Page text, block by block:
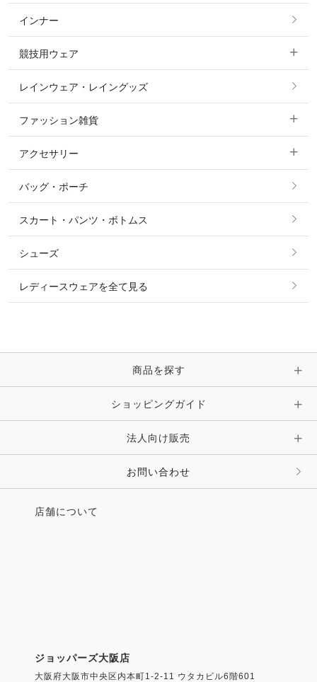
ニーグリップ・膝革 キュロット
ポロシャツ
カットソー・Tシャツ・タンクトップ
ニット・セーター
シャツ・ブラウス・ワンピース
すべてのアウター
コート
ジャケット・ブルゾン
インナー
競技用ウェア
すべての競技用ウェア
ショージャケット
ショーシャツ
レインウェア・レイングッズ
ファッション雑貨
すべてのファッション雑貨
ソックス
ベルト
時計・財布・キーケース・革小物
キーホルダー・チャーム・ストラップ
その他 ファッション雑貨
アクセサリー
すべてのアクセサリー
リング
ピアス・イヤリング
ピン・ブローチ・コサージュ
その他 アクセサリー
バッグ・ポーチ
スカート・パンツ・ボトムス
シューズ
レディースウェアを全て見る
商品を探す
ショッピングガイド
法人向け販売
お問い合わせ
店舗について
ジョッパーズ大阪店
大阪府大阪市中央区内本町1-2-11 ウタカビル6階601